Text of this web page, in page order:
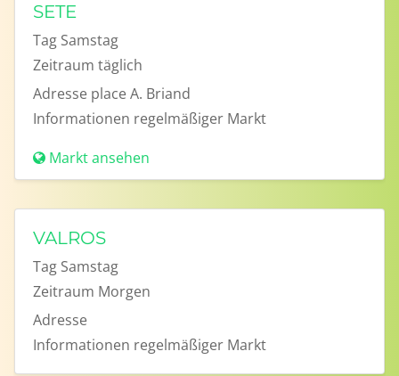
SETE
Tag Samstag
Zeitraum täglich
Adresse place A. Briand
Informationen regelmäßiger Markt
Markt ansehen
VALROS
Tag Samstag
Zeitraum Morgen
Adresse
Informationen regelmäßiger Markt